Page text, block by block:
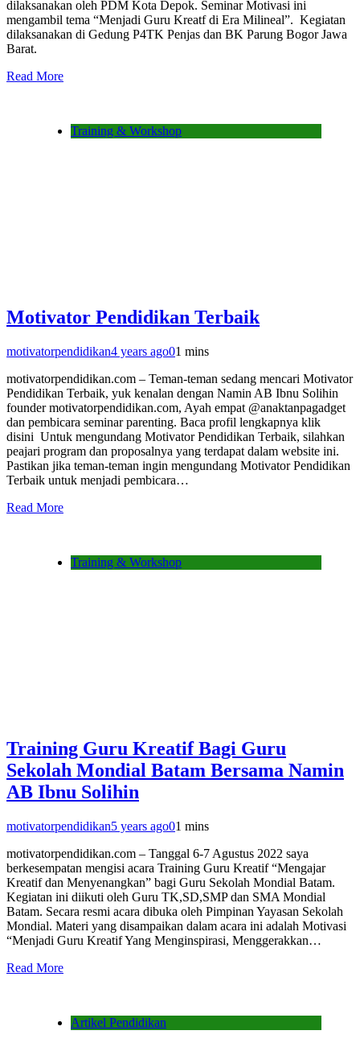
dilaksanakan oleh PDM Kota Depok. Seminar Motivasi ini
mengambil tema “Menjadi Guru Kreatf di Era Milineal”. Kegiatan
dilaksanakan di Gedung P4TK Penjas dan BK Parung Bogor Jawa
Barat.
Read More
Training & Workshop
Motivator Pendidikan Terbaik
motivatorpendidikan4 years ago01 mins
motivatorpendidikan.com – Teman-teman sedang mencari Motivator
Pendidikan Terbaik, yuk kenalan dengan Namin AB Ibnu Solihin
founder motivatorpendidikan.com, Ayah empat @anaktanpagadget
dan pembicara seminar parenting. Baca profil lengkapnya klik
disini Untuk mengundang Motivator Pendidikan Terbaik, silahkan
peajari program dan proposalnya yang terdapat dalam website ini.
Pastikan jika teman-teman ingin mengundang Motivator Pendidikan
Terbaik untuk menjadi pembicara…
Read More
Training & Workshop
Training Guru Kreatif Bagi Guru
Sekolah Mondial Batam Bersama Namin
AB Ibnu Solihin
motivatorpendidikan5 years ago01 mins
motivatorpendidikan.com – Tanggal 6-7 Agustus 2022 saya
berkesempatan mengisi acara Training Guru Kreatif “Mengajar
Kreatif dan Menyenangkan” bagi Guru Sekolah Mondial Batam.
Kegiatan ini diikuti oleh Guru TK,SD,SMP dan SMA Mondial
Batam. Secara resmi acara dibuka oleh Pimpinan Yayasan Sekolah
Mondial. Materi yang disampaikan dalam acara ini adalah Motivasi
“Menjadi Guru Kreatif Yang Menginspirasi, Menggerakkan…
Read More
Artikel Pendidikan